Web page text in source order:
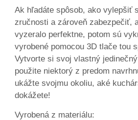
Ak hľadáte spôsob, ako vylepšiť
zručnosti a zároveň zabezpečiť,
vyzeralo perfektne, potom sú
vyrobené pomocou 3D tlače tou
Vytvorte si svoj vlastný
použite niektorý z predom
ukážte svojmu okoliu, aké
dokážete!
Vyrobená z materiálu: